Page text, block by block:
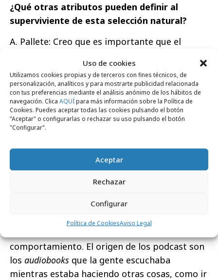
Uso de cookies
Utilizamos cookies propias y de terceros con fines técnicos, de
personalización, analíticos y para mostrarte publicidad relacionada
con tus preferencias mediante el análisis anónimo de los hábitos de
navegación. Clica AQUÍpara más información sobre la Política de
Cookies. Puedes aceptar todas las cookies pulsando el botón
"Aceptar" o configurarlas o rechazar su uso pulsando el botón
"Configurar".
Aceptar
Rechazar
Configurar
Política de CookiesAviso Legal
¿Qué otras atributos pueden definir al
superviviente de esta selección natural?
A. Pallete: Creo que es importante que el
podcast está en el punto medio entre un libro
y una película. Un libro lo reconstruyes en tu
mente, mientras que una película te lo da todo
hecho. El podcast tiene lo mismo que un libro
pero tiene tono, y siempre te deja espacio
gente tiene ganas de participar, porque
contribuye a la creación. Con el libro no se
conversa de este modo. El podcast tiene la
Pero es fundamental ese punto de vista que
deriva en un tono. Otra cosa que ha influido
comportamiento. El origen de los podcast son
los audiobooks que la gente escuchaba
mientras estaba haciendo otras cosas, como ir